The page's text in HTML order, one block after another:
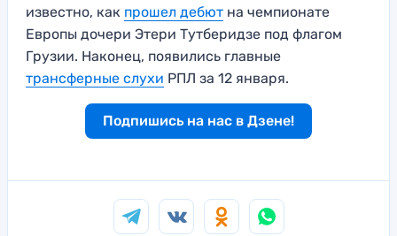
известно, как прошел дебют на чемпионате
Европы дочери Этери Тутберидзе под флагом
Грузии. Наконец, появились главные
трансферные слухи РПЛ за 12 января.
Подпишись на нас в Дзене!